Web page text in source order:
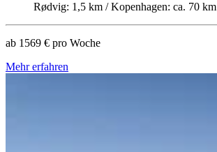
Rødvig: 1,5 km / Kopenhagen: ca. 70 km
ab 1569 € pro Woche
Mehr erfahren